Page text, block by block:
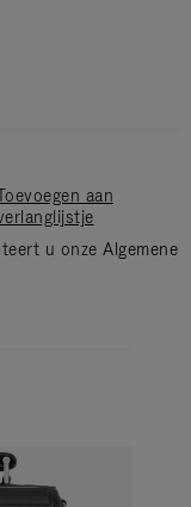
aan
u onze Algemene